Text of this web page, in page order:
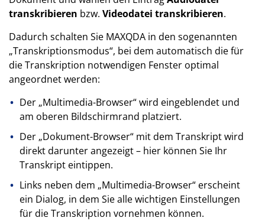
transkribieren bzw. Videodatei transkribieren.
Dadurch schalten Sie MAXQDA in den sogenannten
„Transkriptionsmodus“, bei dem automatisch die für
die Transkription notwendigen Fenster optimal
angeordnet werden:
Der „Multimedia-Browser“ wird eingeblendet und
am oberen Bildschirmrand platziert.
Der „Dokument-Browser“ mit dem Transkript wird
direkt darunter angezeigt – hier können Sie Ihr
Transkript eintippen.
Links neben dem „Multimedia-Browser“ erscheint
ein Dialog, in dem Sie alle wichtigen Einstellungen
für die Transkription vornehmen können.